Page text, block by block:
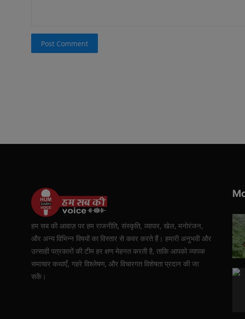
Post Comment
हम सब की आवाज़ पर हम राजनीति, संस्कृति, व्यापार, खेल, मनोरंजन,
और अन्य विभिन्न विषयों का विस्तार से कवर करते हैं। हमारी अनुभवी और
उत्साही पत्रकारों की टीम हर क्षण मेहनत करती है, ताकि आपको व्यापक
समाचार कथाएँ, गहरे विश्लेषण, और विचारगत विशेषता प्रदान की जा
सकें।